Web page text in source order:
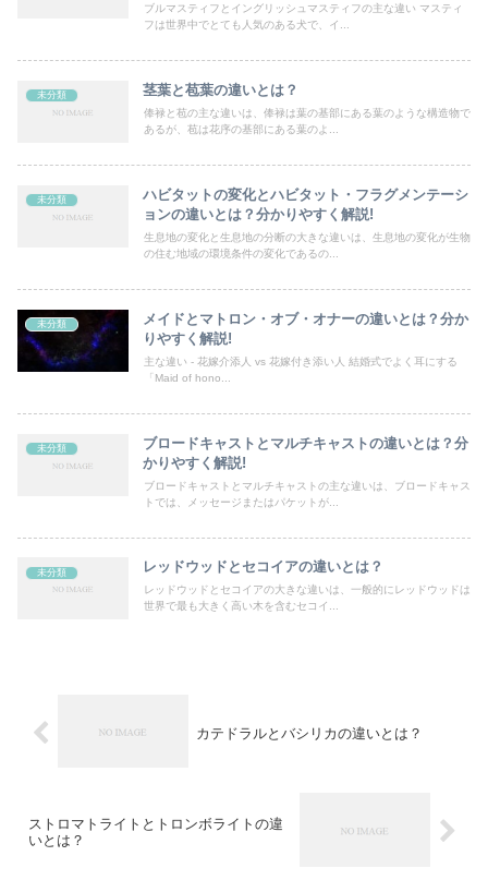
ブルマスティフとイングリッシュマスティフの主な違い マスティ
フは世界中でとても人気のある犬で、イ...
未分類 茎葉と苞葉の違いとは？
俸禄と苞の主な違いは、俸禄は葉の基部にある葉のような構造物で
あるが、苞は花序の基部にある葉のよ...
未分類
ハビタットの変化とハビタット・フラグメンテーシ
ョンの違いとは？分かりやすく解説!
生息地の変化と生息地の分断の大きな違いは、生息地の変化が生物
の住む地域の環境条件の変化であるの...
未分類
メイドとマトロン・オブ・オナーの違いとは？分か
りやすく解説!
主な違い - 花嫁介添人 vs 花嫁付き添い人 結婚式でよく耳にする
「Maid of hono...
未分類
ブロードキャストとマルチキャストの違いとは？分
かりやすく解説!
ブロードキャストとマルチキャストの主な違いは、ブロードキャス
トでは、メッセージまたはパケットが...
未分類 レッドウッドとセコイアの違いとは？
レッドウッドとセコイアの大きな違いは、一般的にレッドウッドは
世界で最も大きく高い木を含むセコイ...
カテドラルとバシリカの違いとは？
ストロマトライトとトロンボライトの違
いとは？